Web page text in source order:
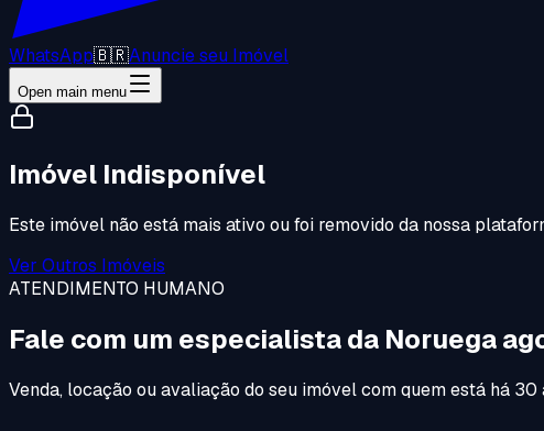
WhatsApp🇧🇷Anuncie seu Imóvel
Open main menu
Imóvel Indisponível
Este imóvel não está mais ativo ou foi removido da nossa
Ver Outros Imóveis
ATENDIMENTO HUMANO
Fale com um especialista da Noruega
Venda, locação ou avaliação do seu imóvel com quem está há 30